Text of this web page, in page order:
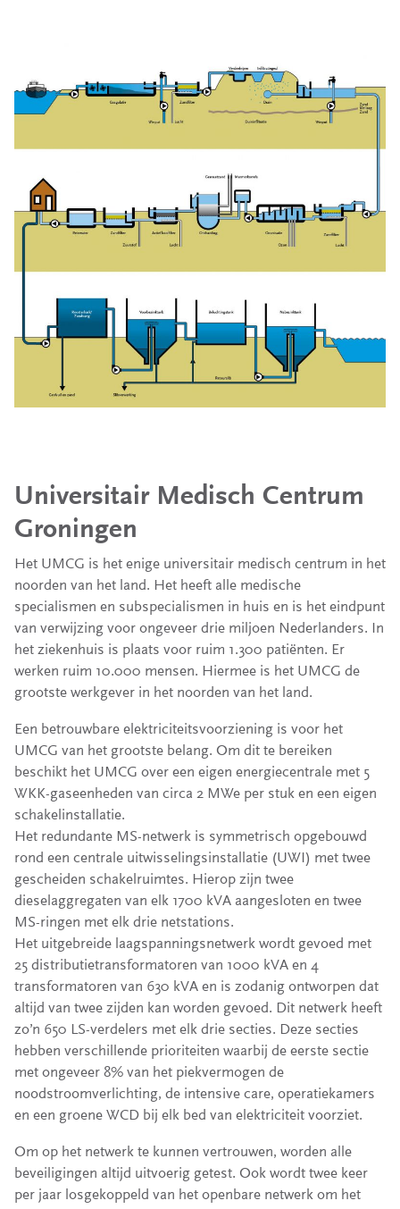
Universitair Medisch Centrum
Groningen
Het UMCG is het enige universitair medisch centrum in het
noorden van het land. Het heeft alle medische
specialismen en subspecialismen in huis en is het eindpunt
van verwijzing voor ongeveer drie miljoen Nederlanders. In
het ziekenhuis is plaats voor ruim 1.300 patiënten. Er
werken ruim 10.000 mensen. Hiermee is het UMCG de
grootste werkgever in het noorden van het land.
Een betrouwbare elektriciteitsvoorziening is voor het
UMCG van het grootste belang. Om dit te bereiken
beschikt het UMCG over een eigen energiecentrale met 5
WKK-gaseenheden van circa 2 MWe per stuk en een eigen
schakelinstallatie.
Het redundante MS-netwerk is symmetrisch opgebouwd
rond een centrale uitwisselingsinstallatie (UWI) met twee
gescheiden schakelruimtes. Hierop zijn twee
dieselaggregaten van elk 1700 kVA aangesloten en twee
MS-ringen met elk drie netstations.
Het uitgebreide laagspanningsnetwerk wordt gevoed met
25 distributietransformatoren van 1000 kVA en 4
transformatoren van 630 kVA en is zodanig ontworpen dat
altijd van twee zijden kan worden gevoed. Dit netwerk heeft
zo’n 650 LS-verdelers met elk drie secties. Deze secties
hebben verschillende prioriteiten waarbij de eerste sectie
met ongeveer 8% van het piekvermogen de
noodstroomverlichting, de intensive care, operatiekamers
en een groene WCD bij elk bed van elektriciteit voorziet.
Om op het netwerk te kunnen vertrouwen, worden alle
beveiligingen altijd uitvoerig getest. Ook wordt twee keer
per jaar losgekoppeld van het openbare netwerk om het